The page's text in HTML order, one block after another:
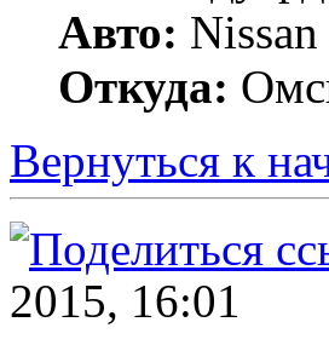
Авто:
Откуда:
Вернуться к
2015, 16:01